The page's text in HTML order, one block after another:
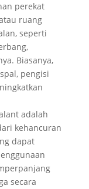
perekat
ruang
seperti
Biasanya,
pengisi
adalah
kehancuran
dapat
secara